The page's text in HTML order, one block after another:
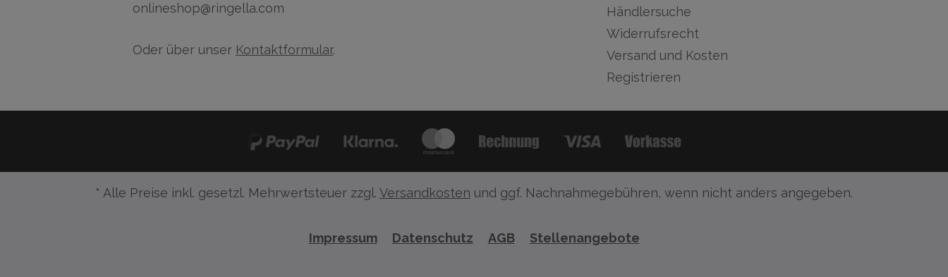
onlineshop@ringella.com
Oder über unser Kontaktformular.
Händlersuche
Widerrufsrecht
Versand und Kosten
Registrieren
* Alle Preise inkl. gesetzl. Mehrwertsteuer zzgl. Versandkosten und ggf. Nachnahmegebühren, wenn nicht anders angegeben.
Impressum Datenschutz AGB Stellenangebote